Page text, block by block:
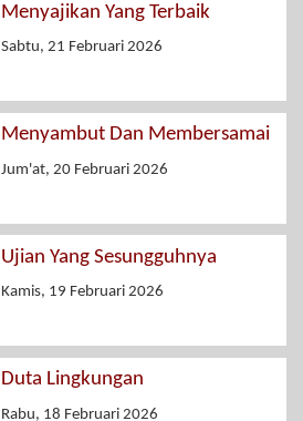
Menyajikan Yang Terbaik
Sabtu, 21 Februari 2026
Menyambut Dan Membersamai
Jum'at, 20 Februari 2026
Ujian Yang Sesungguhnya
Kamis, 19 Februari 2026
Duta Lingkungan
Rabu, 18 Februari 2026